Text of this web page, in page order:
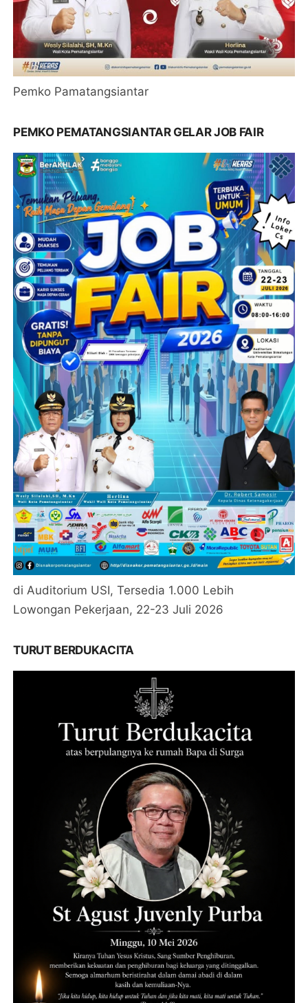
Pemko Pamatangsiantar
PEMKO PEMATANGSIANTAR GELAR JOB FAIR
di Auditorium USI, Tersedia 1.000 Lebih
Lowongan Pekerjaan, 22-23 Juli 2026
TURUT BERDUKACITA